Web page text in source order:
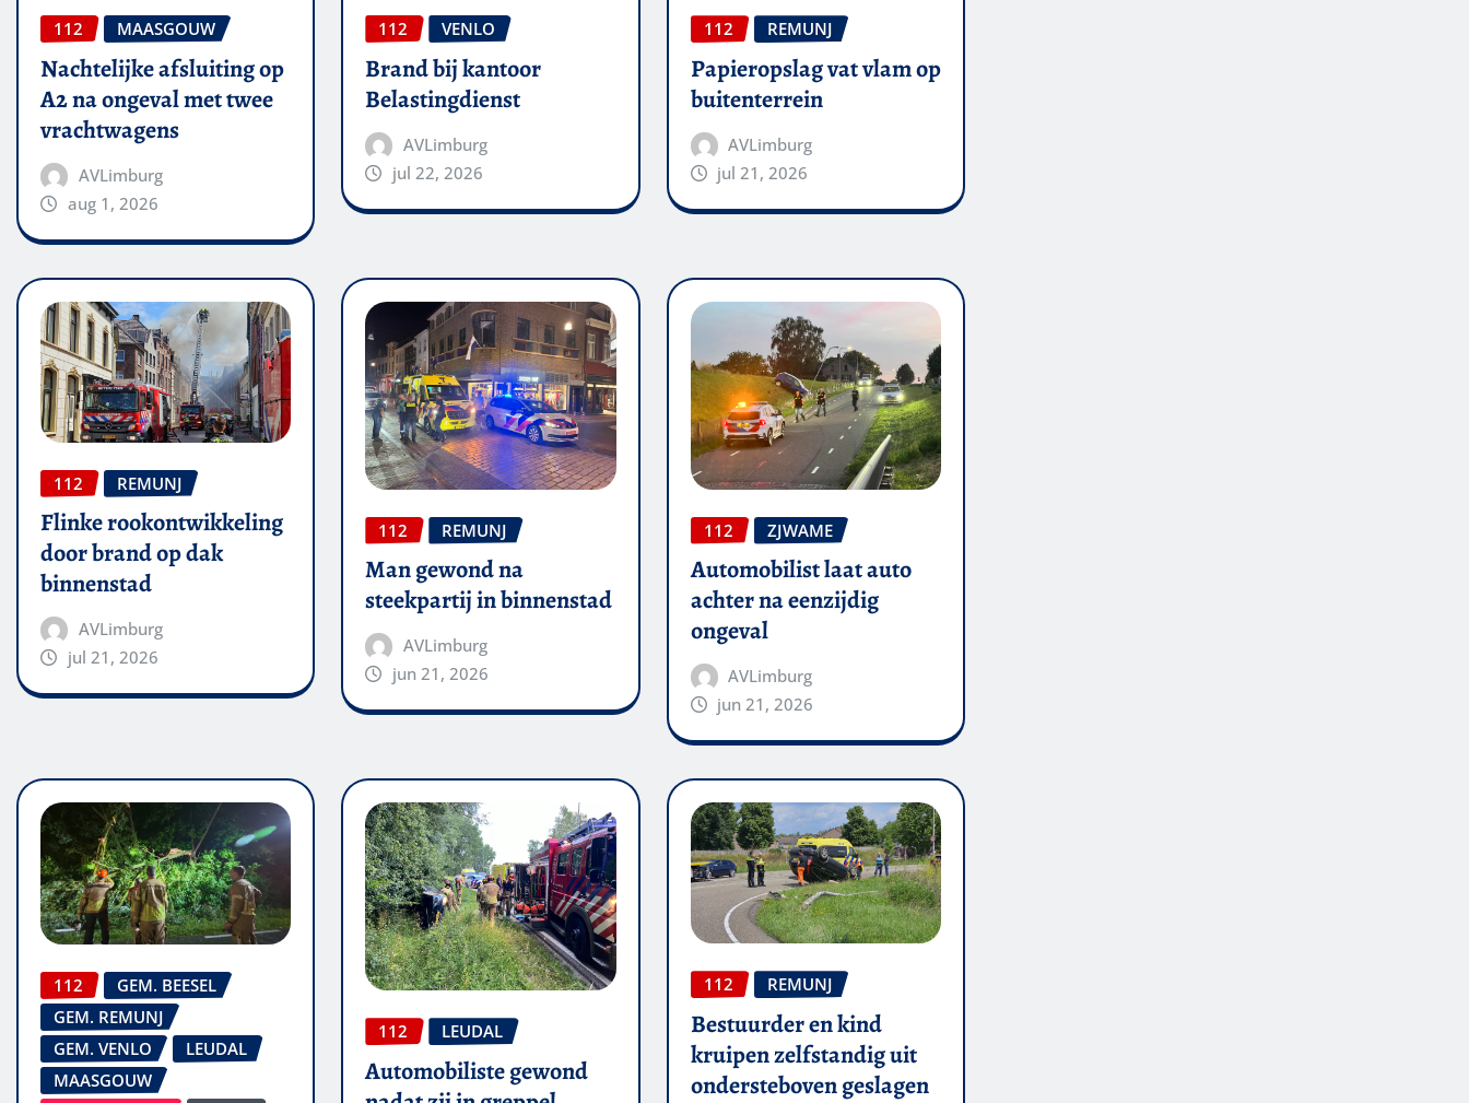
112 MAASGOUW
Nachtelijke afsluiting op
A2 na ongeval met twee
vrachtwagens
AVLimburg
aug 1, 2026
112 VENLO
Brand bij kantoor
Belastingdienst
AVLimburg
jul 22, 2026
112 REMUNJ
Papieropslag vat vlam op
buitenterrein
AVLimburg
jul 21, 2026
112 REMUNJ
Flinke rookontwikkeling
door brand op dak
binnenstad
AVLimburg
jul 21, 2026
112 REMUNJ
Man gewond na
steekpartij in binnenstad
AVLimburg
jun 21, 2026
112 ZJWAME
Automobilist laat auto
achter na eenzijdig
ongeval
AVLimburg
jun 21, 2026
112
GEM. BEESEL
GEM. REMUNJ
GEM. VENLO
LEUDAL
MAASGOUW
112 LEUDAL
Automobiliste gewond
112 REMUNJ
Bestuurder en kind
kruipen zelfstandig uit
ondersteboven geslagen